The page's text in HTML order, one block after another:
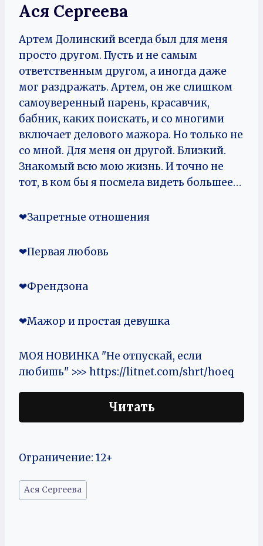
Ася Сергеева
Артем Долинский всегда был для меня
просто другом. Пусть и не самым
ответственным другом, а иногда даже
мог раздражать. Артем, он же слишком
самоуверенный парень, красавчик,
бабник, каких поискать, и со многими
включает делового мажора. Но только не
со мной. Для меня он другой. Близкий.
Знакомый всю мою жизнь. И точно не
тот, в ком бы я посмела видеть большее…
❤Запретные отношения
❤Первая любовь
❤Френдзона
❤Мажор и простая девушка
МОЯ НОВИНКА "Не отпускай, если
любишь" >>> https://litnet.com/shrt/hoeq
Читать
Ограничение: 12+
Метки
записи:
Ася Сергеева